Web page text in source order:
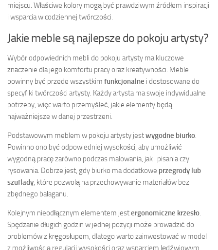
miejscu. Właściwe kolory mogą być prawdziwym źródłem inspiracji
i wsparcia w codziennej twórczości.
Jakie meble są najlepsze do pokoju artysty?
Wybór odpowiednich mebli do pokoju artysty ma kluczowe
znaczenie dla jego komfortu pracy oraz kreatywności. Meble
powinny być przede wszystkim funkcjonalne i dostosowane do
specyfiki twórczości artysty. Każdy artysta ma swoje indywidualne
potrzeby, więc warto przemyśleć, jakie elementy będą
najważniejsze w danej przestrzeni.
Podstawowym meblem w pokoju artysty jestwygodne biurko.
Powinno ono być odpowiedniej wysokości, aby umożliwić
wygodną pracę zarówno podczas malowania, jak i pisania czy
rysowania. Dobrze jest, gdy biurko ma dodatkowe przegrody lub
szuflady, które pozwolą na przechowywanie materiałów bez
zbędnego bałaganu.
Kolejnym nieodłącznym elementem jestergonomiczne krzesło.
Spędzanie długich godzin w jednej pozycji może prowadzić do
problemów z kręgosłupem, dlatego warto zainwestować w model
z możliwością regulacji wysokości oraz wsparciem lędźwiowym.